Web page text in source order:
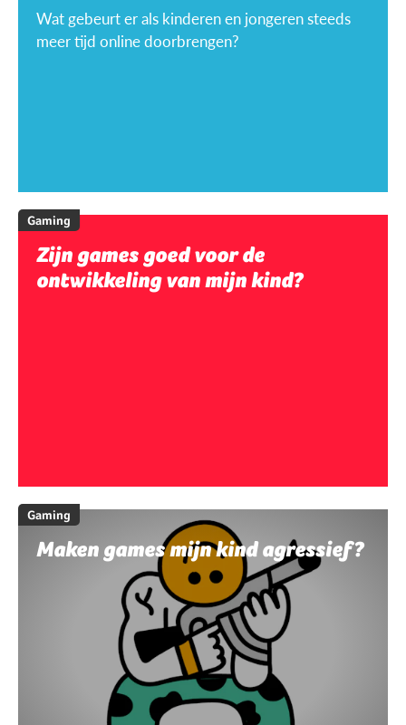
Wat gebeurt er als kinderen en jongeren steeds
meer tijd online doorbrengen?
Gaming
Zijn games goed voor de
ontwikkeling van mijn kind?
Gaming
Maken games mijn kind agressief?